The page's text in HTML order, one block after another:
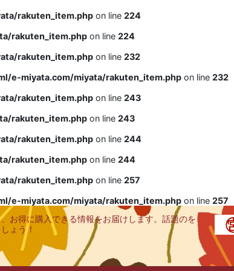
rakuten_item.php on line 224
rakuten_item.php on line 224
rakuten_item.php on line 232
e-miyata.com/miyata/rakuten_item.php on line 232
rakuten_item.php on line 243
rakuten_item.php on line 243
rakuten_item.php on line 244
rakuten_item.php on line 244
rakuten_item.php on line 257
e-miyata.com/miyata/rakuten_item.php on line 257
お得に購入できる情報をお届けします。話題のを
ょう！